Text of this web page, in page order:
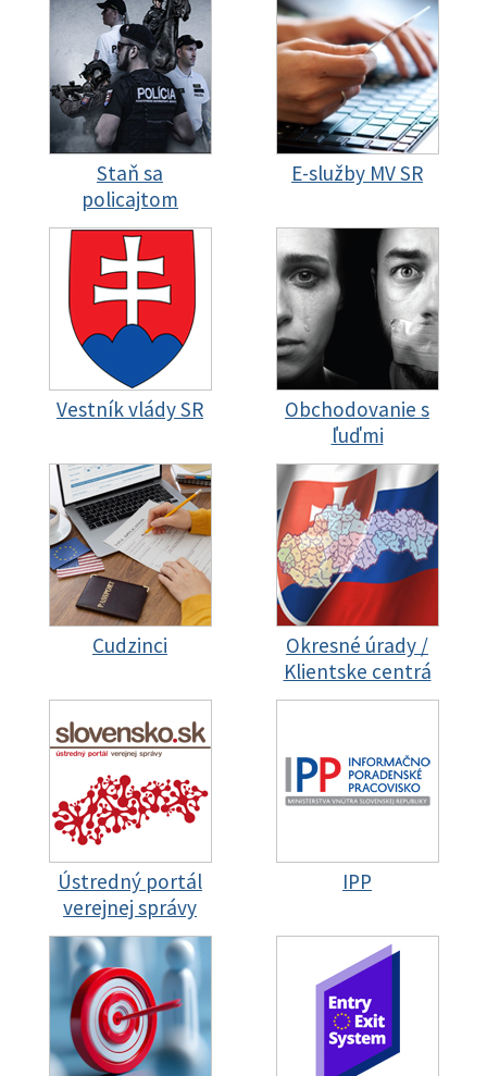
Staň sa
policajtom
E-služby MV SR
Vestník vlády SR
Obchodovanie s
ľuďmi
Cudzinci
Okresné úrady /
Klientske centrá
Ústredný portál
verejnej správy
IPP